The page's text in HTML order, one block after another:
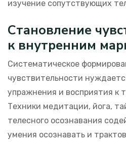
изучение сопутствующих
Становление
к внутренним
Систематическое
чувствительности
упражнения и восприятия к
Техники медитации, йога,
телесного осознавания
умения осознавать и